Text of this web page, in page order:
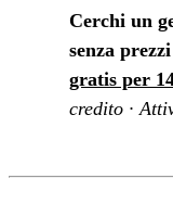
Cerchi un
senza
gratis per
credito ·